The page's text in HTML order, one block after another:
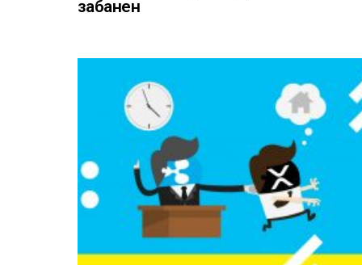
забанен